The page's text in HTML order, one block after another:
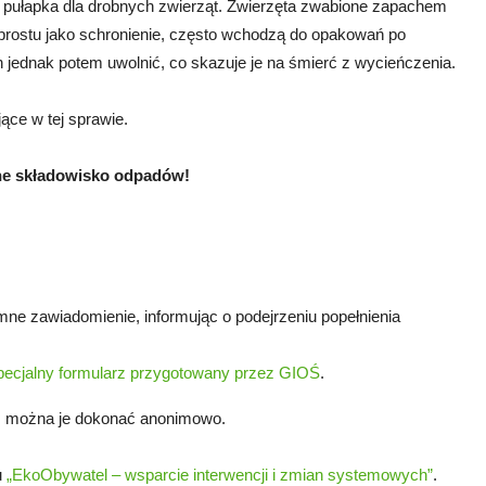
dla drobnych zwierząt. Zwierzęta zwabione zapachem
jako schronienie, często wchodzą do opakowań po
potem uwolnić, co skazuje je na śmierć z wycieńczenia.
w tej sprawie.
składowisko odpadów!
zawiadomienie, informując o podejrzeniu popełnienia
formularz przygotowany przez GIOŚ.
je dokonać anonimowo.
„EkoObywatel – wsparcie interwencji i zmian systemowych”.